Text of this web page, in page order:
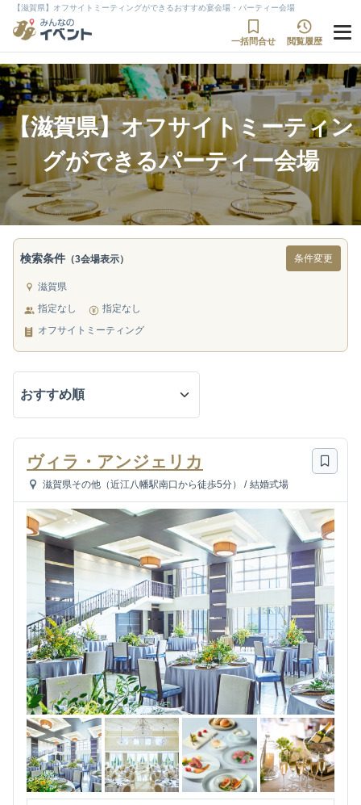
【滋賀県】オフサイトミーティングができるおすすめ宴会場・パーティー会場
一括問合せ 閲覧履歴
【滋賀県】オフサイトミーティン
グができるパーティー会場
検索条件 （3会場表示） 条件変更
滋賀県
指定なし
指定なし
オフサイトミーティング
ヴィラ・アンジェリカ
滋賀県その他（近江八幡駅南口から徒歩5分） / 結婚式場